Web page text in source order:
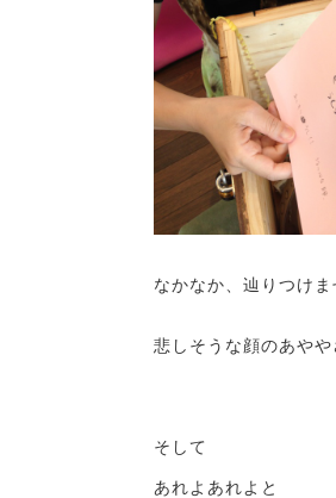
なかなか、辿りつけ
悲しそうな顔のあや
そして
あれよあれよと